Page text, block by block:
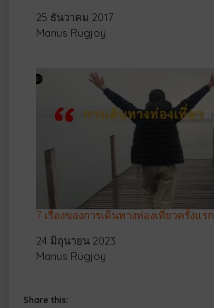
Date
25 ธันวาคม 2017
Author
Manus Rugjoy
7 เรื่องของการเดินทางท่องเที่ยวครั้งแรก
Date
24 มิถุนายน 2023
Author
Manus Rugjoy
Share this: